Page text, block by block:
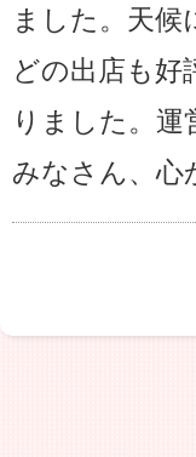
ました。天
どの出店も好
りました。
みなさん、心